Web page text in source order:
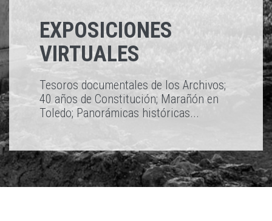
EXPOSICIONES
VIRTUALES
Tesoros documentales de los Archivos;
40 años de Constitución; Marañón en
Toledo; Panorámicas históricas...